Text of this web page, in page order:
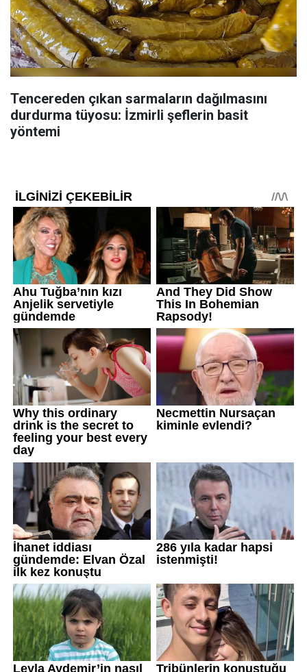
Tencereden çıkan sarmaların dağılmasını
durdurma tüyosu: İzmirli şeflerin basit
yöntemi